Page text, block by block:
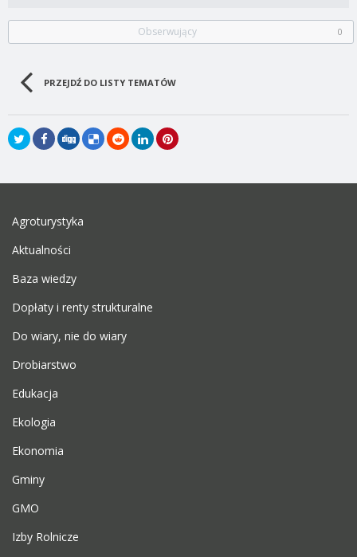
Obserwujący 0
PRZEJDŹ DO LISTY TEMATÓW
Agroturystyka
Aktualności
Baza wiedzy
Dopłaty i renty strukturalne
Do wiary, nie do wiary
Drobiarstwo
Edukacja
Ekologia
Ekonomia
Gminy
GMO
Izby Rolnicze